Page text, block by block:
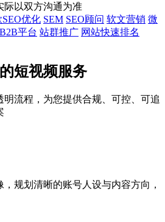
际以双方沟通为准
优化 SEM SEO顾问 软文营销 微
B2B平台 站群推广 网站快速排名
短视频服务
流程，为您提供合规、可控、可追
规划清晰的账号人设与内容方向，